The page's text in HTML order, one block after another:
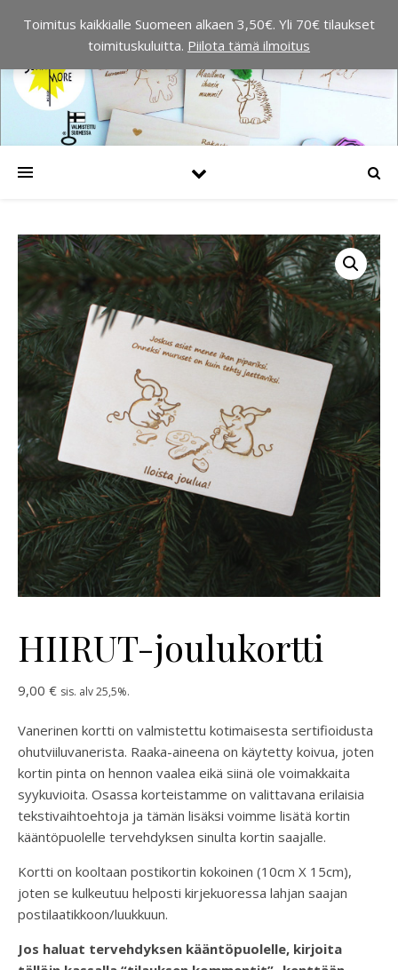
HIIRUT-joulukortti
9,00 € sis. alv 25,5%.
Vanerinen kortti on valmistettu kotimaisesta sertifioidusta
ohutviiluvanerista. Raaka-aineena on käytetty koivua, joten
kortin pinta on hennon vaalea eikä siinä ole voimakkaita
syykuvioita. Osassa korteistamme on valittavana erilaisia
tekstivaihtoehtoja ja tämän lisäksi voimme lisätä kortin
kääntöpuolelle tervehdyksen sinulta kortin saajalle.
Kortti on kooltaan postikortin kokoinen (10cm X 15cm),
joten se kulkeutuu helposti kirjekuoressa lahjan saajan
postilaatikkoon/luukkuun.
Jos haluat tervehdyksen kääntöpuolelle, kirjoita
Toimitus kaikkialle Suomeen alkaen 3,50€. Yli 70€ tilaukset
toimituskuluitta. Piilota tämä ilmoitus